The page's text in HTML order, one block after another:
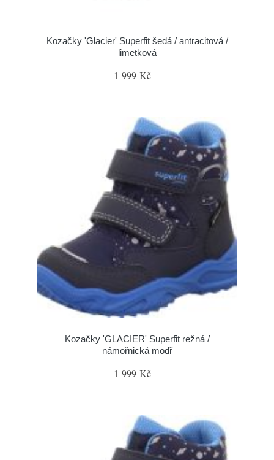
Kozačky 'Glacier' Superfit šedá / antracitová /
limetková
1 999 Kč
Kozačky 'GLACIER' Superfit režná /
námořnická modř
1 999 Kč